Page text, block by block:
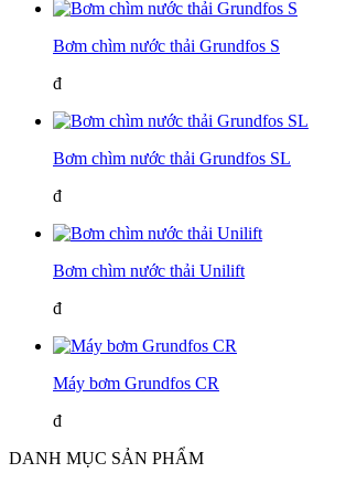
Bơm chìm nước thải Grundfos S
đ
Bơm chìm nước thải Grundfos SL
đ
Bơm chìm nước thải Unilift
đ
Máy bơm Grundfos CR
đ
DANH MỤC SẢN PHẨM